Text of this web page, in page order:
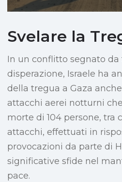
Svelare la
In un conflitto segnato da
disperazione, Israele ha
della tregua a Gaza
attacchi aerei notturni
morte di 104 persone, tra
attacchi, effettuati in
provocazioni da parte di
significative sfide nel
pace.